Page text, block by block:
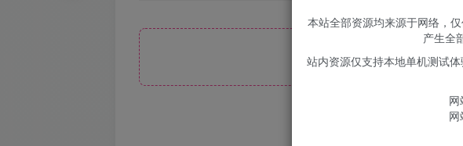
此处内容已隐藏，请评
本站全部资源均来源于网络，
产生全
站内资源仅支持本地单机测试
网
网